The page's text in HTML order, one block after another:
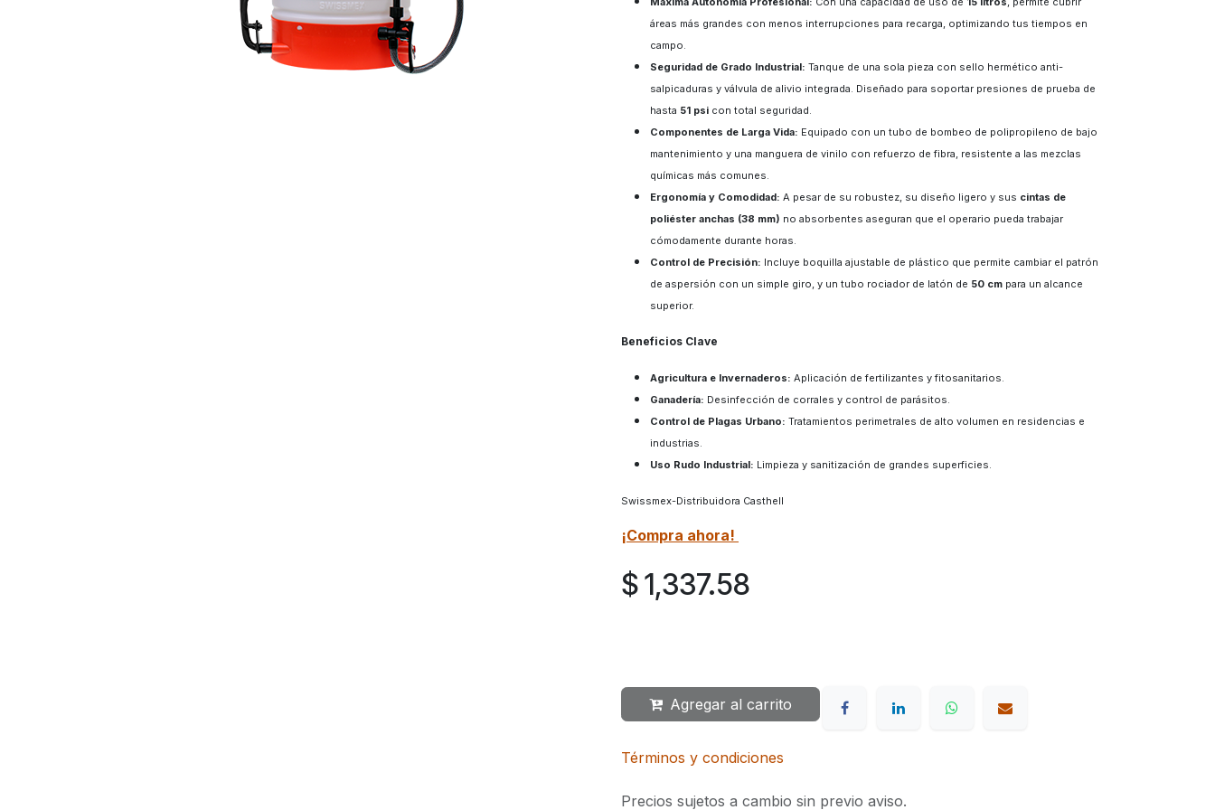
áreas más grandes con menos interrupciones para recarga, optimizando tus tiempos en
campo.
Seguridad de Grado Industrial: Tanque de una sola pieza con sello hermético anti-
salpicaduras y válvula de alivio integrada. Diseñado para soportar presiones de prueba de
hasta 51 psi con total seguridad.
Componentes de Larga Vida: Equipado con un tubo de bombeo de polipropileno de bajo
mantenimiento y una manguera de vinilo con refuerzo de fibra, resistente a las mezclas
químicas más comunes.
Ergonomía y Comodidad: A pesar de su robustez, su diseño ligero y sus cintas de
poliéster anchas (38 mm) no absorbentes aseguran que el operario pueda trabajar
cómodamente durante horas.
Control de Precisión: Incluye boquilla ajustable de plástico que permite cambiar el patrón
de aspersión con un simple giro, y un tubo rociador de latón de 50 cm para un alcance
superior.
Beneficios Clave
Agricultura e Invernaderos: Aplicación de fertilizantes y fitosanitarios.
Ganadería: Desinfección de corrales y control de parásitos.
Control de Plagas Urbano: Tratamientos perimetrales de alto volumen en residencias e
industrias.
Uso Rudo Industrial: Limpieza y sanitización de grandes superficies.
Swissmex-Distribuidora Casthell
¡Compra ahora!
$1,337.58
Agregar al carrito
Términos y condiciones
Precios sujetos a cambio sin previo aviso.